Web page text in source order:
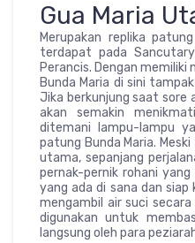
Gua Maria
Merupakan replika
terdapat pada
Perancis. Dengan
Bunda Maria di sini
Jika berkunjung saat sore
akan semakin
ditemani lampu-lampu
patung Bunda Maria.
utama, sepanjang
pernak-pernik rohani
yang ada di sana dan siap
mengambil air suci
digunakan untuk
langsung oleh para